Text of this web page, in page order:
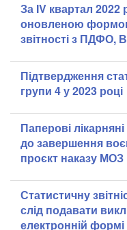
За IV квартал 2022
оновленою
звітності з ПДФО,
Підтвердження
групи 4 у 2023 році
Паперові
до завершення
проєкт наказу МОЗ
Статистичну
слід подавати
електронній формі